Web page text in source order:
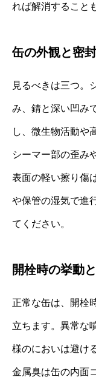
れば解消すること
缶の外観と密
見るべきは三つ。
み、錆と深い凹み
し、微生物活動や
シーマー部の歪み
表面の軽い擦り傷
や保管の湿気で進
てください。
開栓時の挙動
正常な缶は、開栓
立ちます。異常な
様のにおいは避け
金属臭は缶の内面